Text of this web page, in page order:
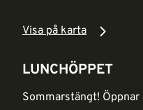
Visa på karta
LUNCHÖPPET
Sommarstängt! Öppnar